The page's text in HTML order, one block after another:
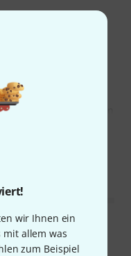
wir Ihnen ein
allem was
zum Beispiel
den passenden
aus
jetzt habe ich sie
im Vergleich zu
Sicht jeden
halten
Nach vier Monaten
das ?